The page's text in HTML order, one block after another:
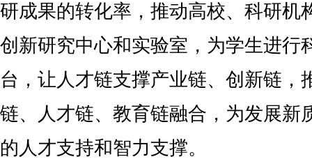
研成果的转化率，推动高校、科研机
创新研究中心和实验室，为学生进行
台，让人才链支撑产业链、创新链，
链、人才链、教育链融合，为发展新
的人才支持和智力支撑。